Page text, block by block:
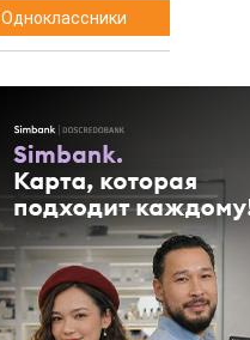
Одноклассники